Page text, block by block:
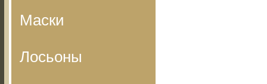
Маски
Лосьоны